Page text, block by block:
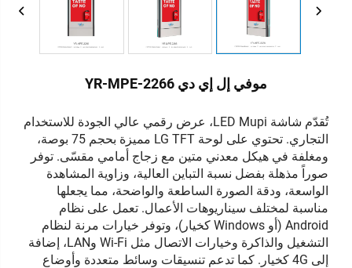
موفي إل إي دي YR-MPE-2266
تُقدّم شاشة LED Mupi، عرض رقمي عالي الجودة للاستخدام
التجاري. تحتوي على لوحة LG TFT مميزة بحجم 75 بوصة،
ومغلفة في هيكل معدني متين مع زجاج أمامي مقسّى. توفر
صوراً مذهلة بفضل نسبة التباين العالية، وزاوية المشاهدة
الواسعة، ودقة الصورة الساطعة والواضحة، مما يجعلها
مناسبة لمختلف سيناريوهات الأعمال. تعمل على نظام
Android (أو Windows كخيار)، وتوفر خيارات مرنة لنظام
التشغيل والذاكرة وخيارات الاتصال مثل Wi-Fi وLAN، إضافة
إلى 4G كخيار. كما تدعم تنسيقات وسائط متعددة وأوضاع